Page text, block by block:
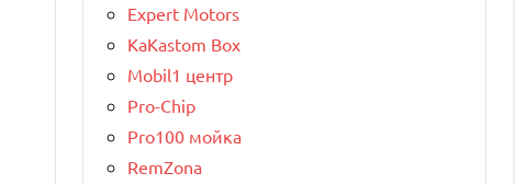
Expert Motors
KaKastom Box
Mobil1 центр
Pro-Chip
Pro100 мойка
RemZona